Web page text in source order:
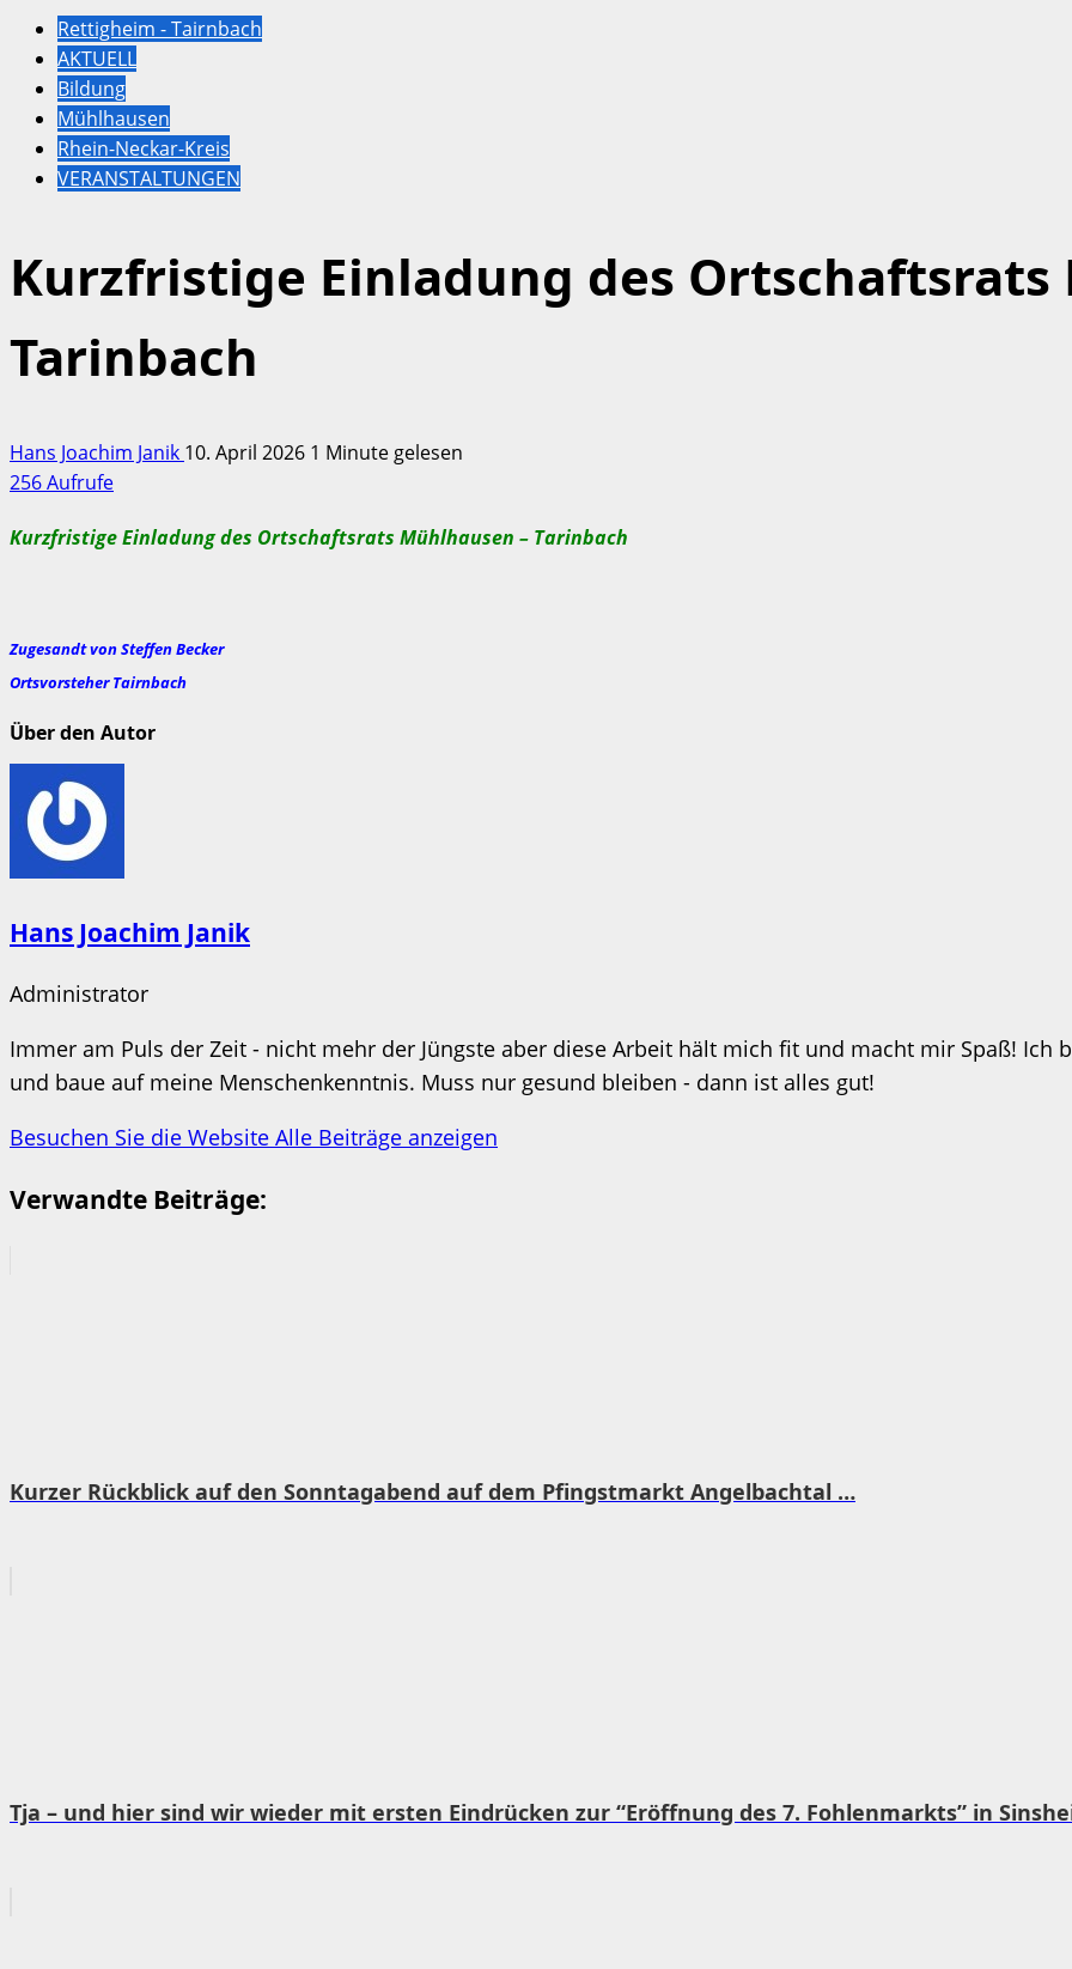
Rettigheim - Tairnbach
AKTUELL
Bildung
Mühlhausen
Rhein-Neckar-Kreis
VERANSTALTUNGEN
Kurzfristige Einladung des Ortschaftsrats
Tarinbach
Hans Joachim Janik 10. April 2026 1 Minute gelesen
256 Aufrufe
Kurzfristige Einladung des Ortschaftsrats Mühlhausen – Tarinbach
Zugesandt von Steffen Becker
Ortsvorsteher Tairnbach
Über den Autor
Hans Joachim Janik
Administrator
Immer am Puls der Zeit - nicht mehr der Jüngste aber diese Arbeit hält mich fit und macht mir Spaß!
und baue auf meine Menschenkenntnis. Muss nur gesund bleiben - dann ist alles gut!
Besuchen Sie die Website Alle Beiträge anzeigen
Verwandte Beiträge:
Kurzer Rückblick auf den Sonntagabend auf dem Pfingstmarkt Angelbachtal …
Tja – und hier sind wir wieder mit ersten Eindrücken zur “Eröffnung des 7. Fohlenmarkts” in